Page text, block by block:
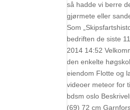
så hadde vi berre
gjørmete eller
Som
bedriften de siste
2014 14:52
den enkelte
eiendom Flotte og
videoer meteor for
bdsm oslo
(69) 72 cm